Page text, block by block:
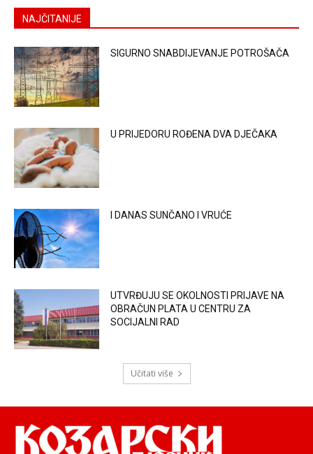
NAJČITANIJE
SIGURNO SNABDIJEVANJE POTROŠAČA
U PRIJEDORU ROĐENA DVA DJEČAKA
I DANAS SUNČANO I VRUĆE
UTVRĐUJU SE OKOLNOSTI PRIJAVE NA
OBRAČUN PLATA U CENTRU ZA
SOCIJALNI RAD
Učitati više